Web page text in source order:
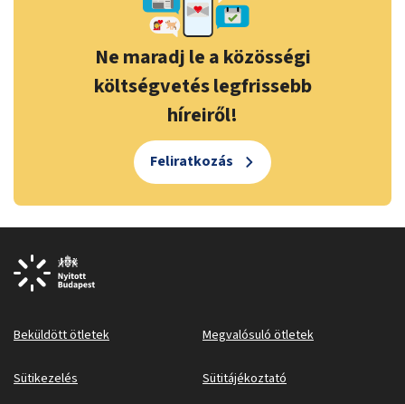
Ne maradj le a közösségi
költségvetés legfrissebb
híreiről!
Feliratkozás
Beküldött ötletek Megvalósuló ötletek
Sütikezelés Sütitájékoztató